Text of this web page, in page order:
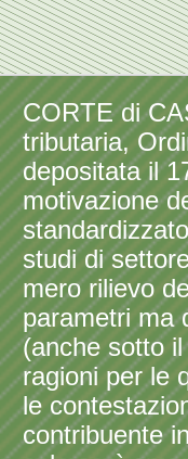
CORTE di
tributaria,
depositata il
motivazione
studi di
mero rilievo
parametri ma
(anche sotto
ragioni per le
le
contribuente